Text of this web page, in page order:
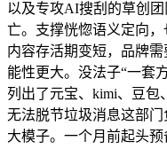
以及专攻AI搜刮的草创
亡。支撑恍惚语义定向
内容存活期变短，品牌
能性更大。没法子“一套
列出了元宝、kimi、豆
无法脱节垃圾消息这部门
大模子。一个月前起头